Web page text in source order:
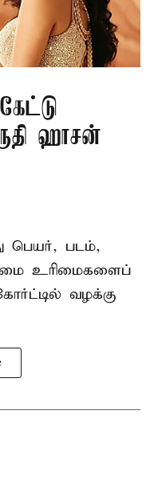
ஹாசன்
பெயர், படம்,
உரிமைகளைப்
வழக்கு